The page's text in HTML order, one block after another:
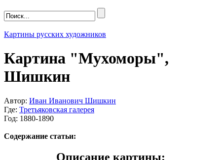
Картины русских художников
Картина "Мухоморы",
Шишкин
Автор: Иван Иванович Шишкин
Где: Третьяковская галерея
Год: 1880-1890
Содержание статьи:
Описание картины: